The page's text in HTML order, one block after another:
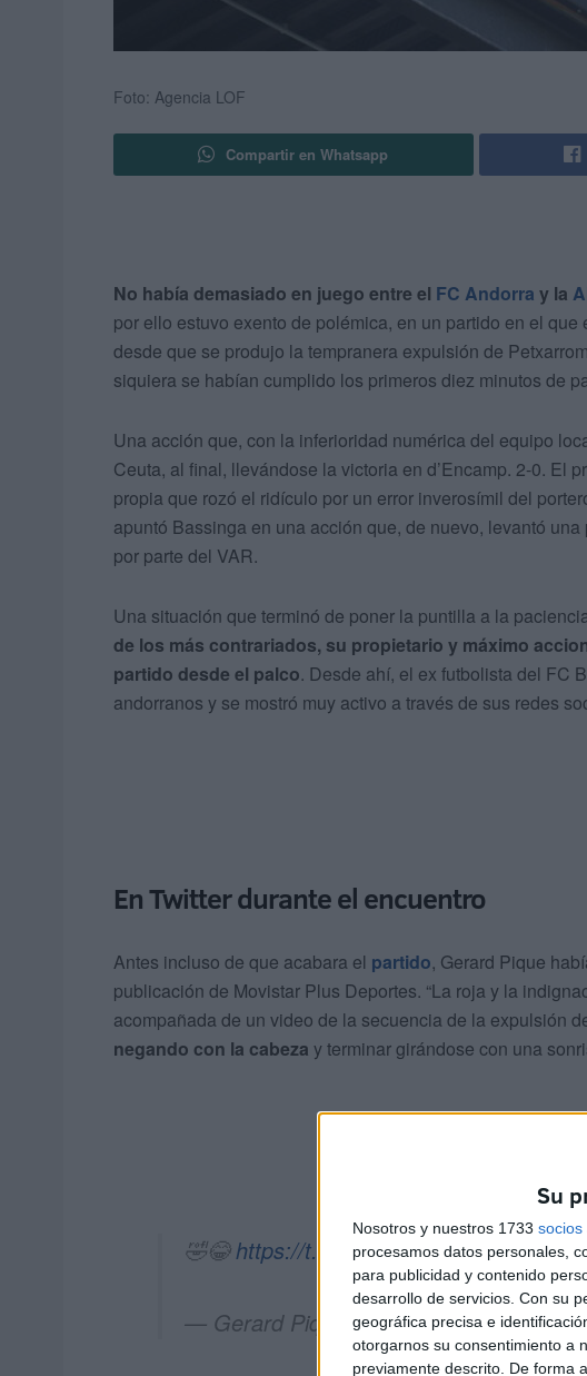
Su
Nosotros y nuestros 1733 socios
procesamos datos personales,
para publicidad y contenido
desarrollo de servicios. Con su
geográfica precisa e
otorgarnos su consentimiento a
previamente descrito. De forma
Foto: Agencia LOF
Compartir en Whatsapp
No había demasiado en juego entre el FC Andorra y la
por ello estuvo exento de polémica, en un partido en el
desde que se produjo la tempranera expulsión de
siquiera se habían cumplido los primeros diez minutos de
Una acción que, con la inferioridad numérica del equipo
Ceuta, al final, llevándose la victoria en d’Encamp. 2-0. El
propia que rozó el ridículo por un error inverosímil del
apuntó Bassinga en una acción que, de nuevo, levantó
por parte del VAR.
Una situación que terminó de poner la puntilla a la
de los más contrariados, su propietario y máximo
partido desde el palco. Desde ahí, el ex futbolista del FC
andorranos y se mostró muy activo a través de sus redes
En Twitter durante el encuentro
Antes incluso de que acabara el partido, Gerard Pique
publicación de Movistar Plus Deportes. “La roja y la
acompañada de un video de la secuencia de la expulsión
negando con la cabeza y terminar girándose con una
🤣😂https://t.co/4D0SWZ1Itf
— Gerard Piqué (@3gerardpique)May